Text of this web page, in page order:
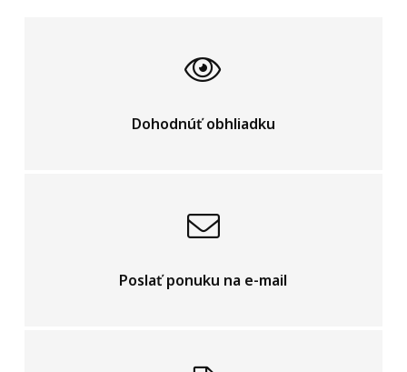
Dohodnúť obhliadku
Poslať ponuku na e-mail